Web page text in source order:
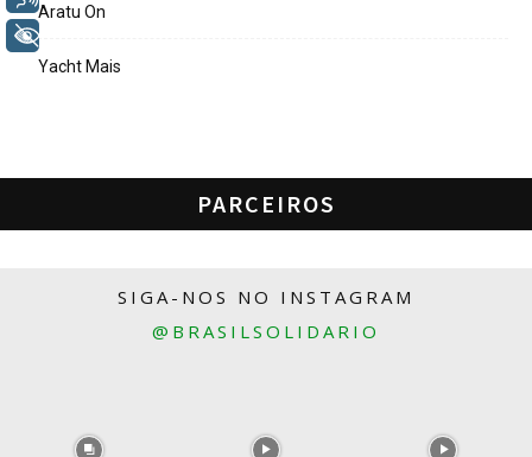
Aratu On
Yacht Mais
PARCEIROS
SIGA-NOS NO INSTAGRAM
@BRASILSOLIDARIO